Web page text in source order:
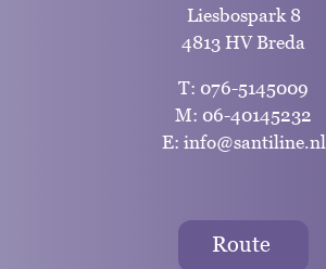
Liesbospark 8
4813 HV Breda
T: 076-5145009
M: 06-40145232
E: info@santiline.nl
Route